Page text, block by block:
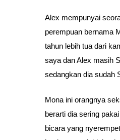
Alex mempunyai
perempuan bernama
tahun lebih tua dari
saya dan Alex masih
sedangkan dia sudah
Mona ini orangnya
berarti dia sering
bicara yang